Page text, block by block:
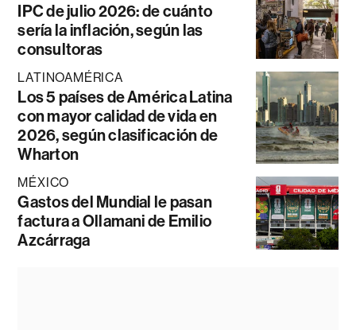
IPC de julio 2026: de cuánto
sería la inflación, según las
consultoras
LATINOAMÉRICA
Los 5 países de América Latina
con mayor calidad de vida en
2026, según clasificación de
Wharton
MÉXICO
Gastos del Mundial le pasan
factura a Ollamani de Emilio
Azcárraga